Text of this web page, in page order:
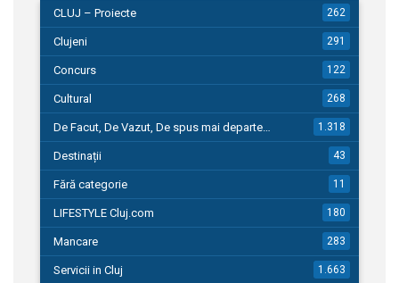
CLUJ – Proiecte 262
Clujeni 291
Concurs 122
Cultural 268
De Facut, De Vazut, De spus mai departe… 1.318
Destinații 43
Fără categorie 11
LIFESTYLE Cluj.com 180
Mancare 283
Servicii in Cluj 1.663